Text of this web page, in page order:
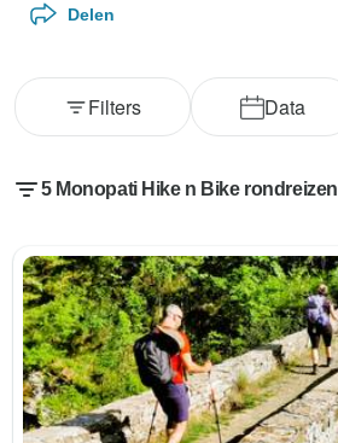
Delen
Data
Filters
5 Monopati Hike n Bike rondreizen